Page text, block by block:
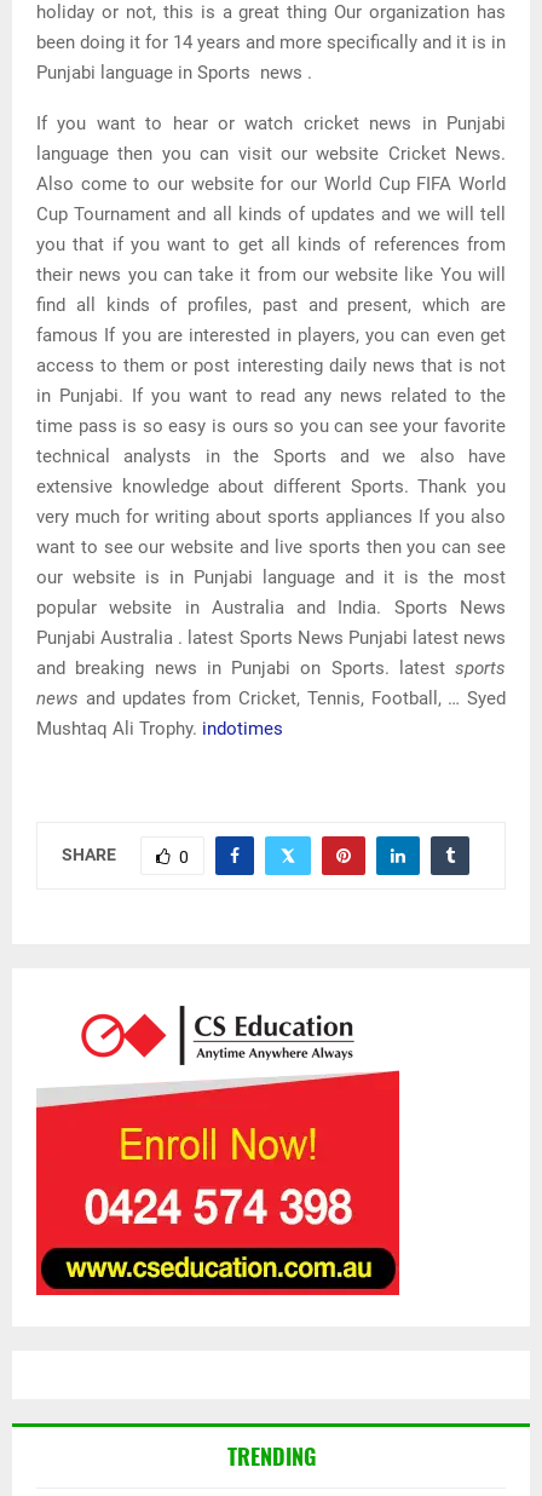
holiday or not, this is a great thing Our organization has
been doing it for 14 years and more specifically and it is in
Punjabi language in Sports news .
If you want to hear or watch cricket news in Punjabi
language then you can visit our website Cricket News.
Also come to our website for our World Cup FIFA World
Cup Tournament and all kinds of updates and we will tell
you that if you want to get all kinds of references from
their news you can take it from our website like You will
find all kinds of profiles, past and present, which are
famous If you are interested in players, you can even get
access to them or post interesting daily news that is not
in Punjabi. If you want to read any news related to the
time pass is so easy is ours so you can see your favorite
technical analysts in the Sports and we also have
extensive knowledge about different Sports. Thank you
very much for writing about sports appliances If you also
want to see our website and live sports then you can see
our website is in Punjabi language and it is the most
popular website in Australia and India. Sports News
Punjabi Australia . latest Sports News Punjabi latest news
and breaking news in Punjabi on Sports. latest sports
news and updates from Cricket, Tennis, Football, … Syed
Mushtaq Ali Trophy. indotimes
SHARE 0
TRENDING